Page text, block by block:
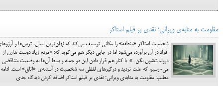
مقاومت به مثابه‌ی ویرانی؛ نقدی بر فیلم استاکر
شخصیت استاکر «منطقه» را مکانی توصیف می‌کند که نهان‌ترین امیال، ترس‌ها و
افراد در آن برآورده می‌شود اما در جایی دیگر هم می‌گوید که: «مردم زیاد دوست ندارن از
درونیات‌شون بگن...». با کنار هم قرار دادن این دو جمله و بسط آن‌ها به وضعیت متناقضی
می-رسیم که علت تردید و درگیرهای لفظی سه شخصیت در آستانه‌ی «اتاق» است. ادامه
مطلب: مقاومت به مثابه‌ی ویرانی؛ نقدی بر فیلم استاکر اضافه کردن دیدگاه جدی